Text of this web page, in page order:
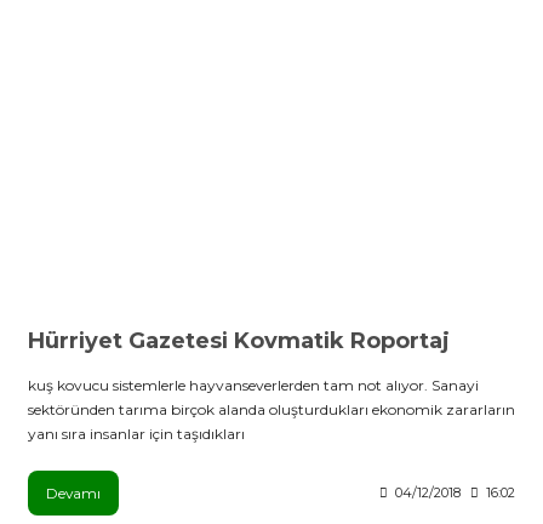
Hürriyet Gazetesi Kovmatik Roportaj
kuş kovucu sistemlerle hayvanseverlerden tam not alıyor. Sanayi
sektöründen tarıma birçok alanda oluşturdukları ekonomik zararların
yanı sıra insanlar için taşıdıkları
Devamı 04/12/2018 16:02